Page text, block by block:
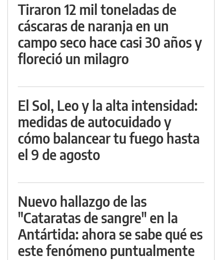
Tiraron 12 mil toneladas de
cáscaras de naranja en un
campo seco hace casi 30 años y
floreció un milagro
El Sol, Leo y la alta intensidad:
medidas de autocuidado y
cómo balancear tu fuego hasta
el 9 de agosto
Nuevo hallazgo de las
"Cataratas de sangre" en la
Antártida: ahora se sabe qué es
este fenómeno puntualmente